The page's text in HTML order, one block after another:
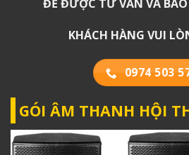
ĐỂ ĐƯỢC TƯ VẤN VÀ
KHÁCH HÀNG VUI
0974 503
GÓI ÂM THANH HỘI